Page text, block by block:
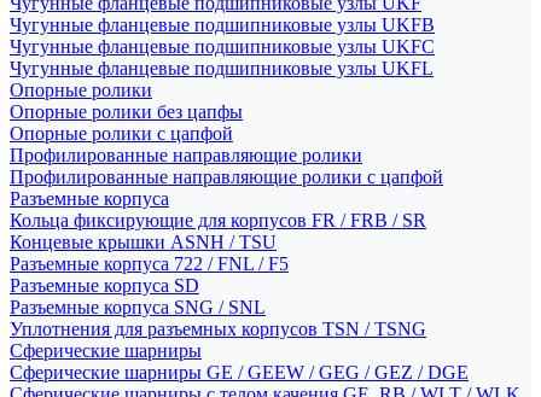
Чугунные фланцевые подшипниковые узлы UKFB
Чугунные фланцевые подшипниковые узлы UKFC
Чугунные фланцевые подшипниковые узлы UKFL
Опорные ролики
Опорные ролики без цапфы
Опорные ролики с цапфой
Профилированные направляющие ролики
Профилированные направляющие ролики с цапфой
Разъемные корпуса
Кольца фиксирующие для корпусов FR / FRB / SR
Концевые крышки ASNH / TSU
Разъемные корпуса 722 / FNL / F5
Разъемные корпуса SD
Разъемные корпуса SNG / SNL
Уплотнения для разъемных корпусов TSN / TSNG
Сферические шарниры
Сферические шарниры GE / GEEW / GEG / GEZ / DGE